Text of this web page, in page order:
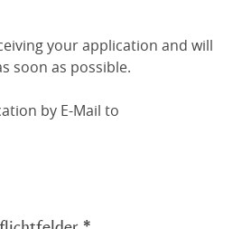
your application and will
soon as possible.
by E-Mail to